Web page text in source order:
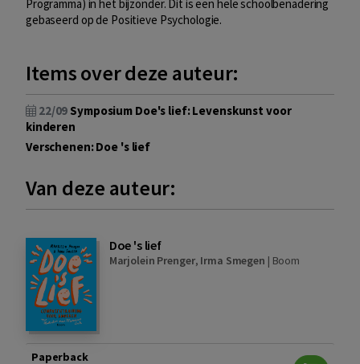
Programma) in het bijzonder. Dit is een hele schoolbenadering
gebaseerd op de Positieve Psychologie.
Items over deze auteur:
22/09 Symposium Doe's lief: Levenskunst voor
kinderen
Verschenen: Doe 's lief
Van deze auteur:
Doe 's lief
Marjolein Prenger, Irma Smegen | Boom
Paperback